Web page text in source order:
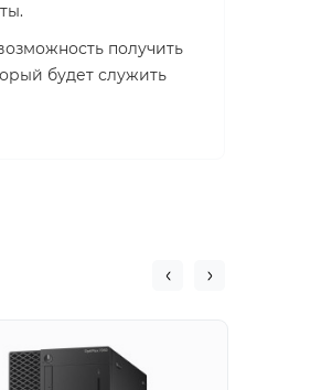
получить
будет служить